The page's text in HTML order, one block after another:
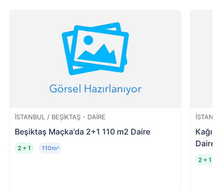
İSTANBUL / BEŞIKTAŞ - DAIRE
Beşiktaş Maçka'da 2+1 110 m2 Daire
2 + 1 110m²
Daire
2 + 1